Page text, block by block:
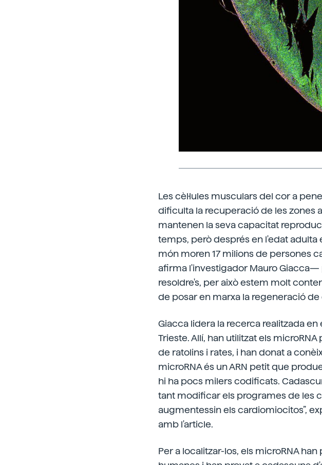
Les cèl·lules musculars del cor a
dificulta la recuperació de les zones
mantenen la seva capacitat
temps, però després en l'edat adulta
món moren 17 milions de persones
afirma l'investigador Mauro
resoldre's, per això estem molt
de posar en marxa la regeneració de
Giacca lidera la recerca realitzada
Trieste. Allí, han utilitzat els
de ratolins i rates, i han donat a
microRNA és un ARN petit que
hi ha pocs milers codificats.
tant modificar els programes de les
augmentessin els cardiomiocitos”,
amb l'article.
Per a localitzar-los, els microRNA